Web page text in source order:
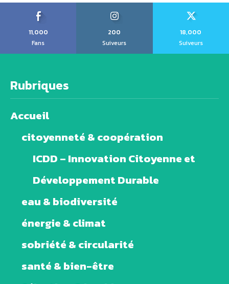
11,000
Fans
200
Suiveurs
18,000
Suiveurs
Rubriques
Accueil
citoyenneté & coopération
ICDD – Innovation Citoyenne et
Développement Durable
eau & biodiversité
énergie & climat
sobriété & circularité
santé & bien-être